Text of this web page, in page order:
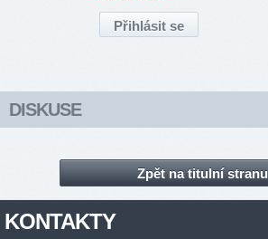
DISKUSE
Zpět na titulní stranu
KONTAKTY